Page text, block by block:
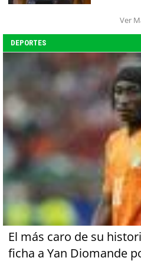
Ver
DEPORTES
El más caro de su
ficha a Yan Diomande